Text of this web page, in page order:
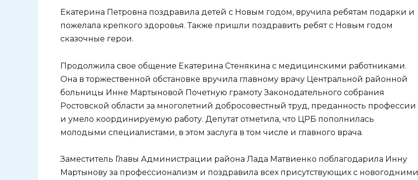
Екатерина Петровна поздравила детей с Новым годом, вручила ребятам подарки и
пожелала крепкого здоровья. Также пришли поздравить ребят с Новым годом
сказочные герои.
Продолжила свое общение Екатерина Стенякина с медицинскими работниками.
Она в торжественной обстановке вручила главному врачу Центральной районной
больницы Инне Мартыновой Почетную грамоту Законодательного собрания
Ростовской области за многолетний добросовестный труд, преданность профессии
и умело координируемую работу. Депутат отметила, что ЦРБ пополнилась
молодыми специалистами, в этом заслуга в том числе и главного врача.
Заместитель Главы Администрации района Лада Матвиенко поблагодарила Инну
Мартынову за профессионализм и поздравила всех присутствующих с новогодними